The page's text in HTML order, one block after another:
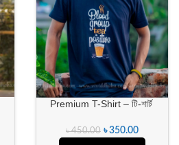
Premium T-Shirt – টি-শার্ট
৳450.00 ৳350.00